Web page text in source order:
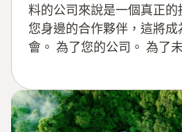
料的公司來說是一個真正的
您身邊的合作夥伴，這將
會。 為了您的公司。 為了